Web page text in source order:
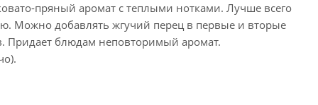
пряный аромат с теплыми нотками. Лучше всего
Можно добавлять жгучий перец в первые и вторые
Придает блюдам неповторимый аромат.